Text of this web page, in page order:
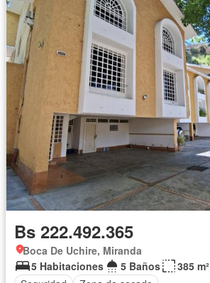
Bs 222.492.365
Boca De Uchire, Miranda
5 Habitaciones
5 Baños
385 m²